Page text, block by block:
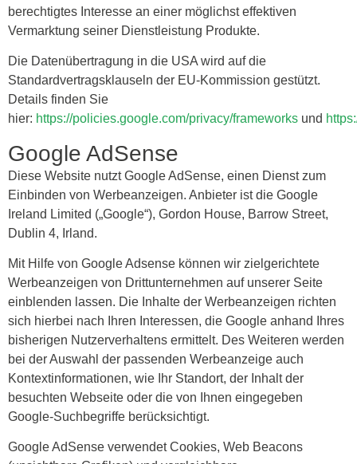
berechtigtes Interesse an einer möglichst effektiven
Vermarktung seiner Dienstleistung Produkte.
Die Datenübertragung in die USA wird auf die
Standardvertragsklauseln der EU-Kommission gestützt.
Details finden Sie
hier: https://policies.google.com/privacy/frameworks und
Google AdSense
Diese Website nutzt Google AdSense, einen Dienst zum
Einbinden von Werbeanzeigen. Anbieter ist die Google
Ireland Limited („Google“), Gordon House, Barrow Street,
Dublin 4, Irland.
Mit Hilfe von Google Adsense können wir zielgerichtete
Werbeanzeigen von Drittunternehmen auf unserer Seite
einblenden lassen. Die Inhalte der Werbeanzeigen richten
sich hierbei nach Ihren Interessen, die Google anhand Ihres
bisherigen Nutzerverhaltens ermittelt. Des Weiteren werden
bei der Auswahl der passenden Werbeanzeige auch
Kontextinformationen, wie Ihr Standort, der Inhalt der
besuchten Webseite oder die von Ihnen eingegeben
Google-Suchbegriffe berücksichtigt.
Google AdSense verwendet Cookies, Web Beacons